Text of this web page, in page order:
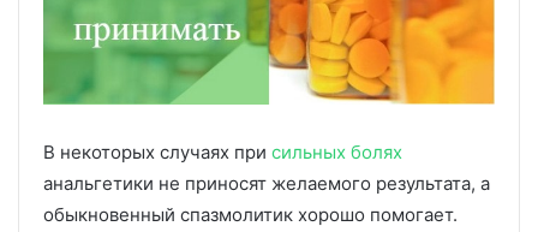
В некоторых случаях при сильных болях
анальгетики не приносят желаемого результата, а
обыкновенный спазмолитик хорошо помогает.